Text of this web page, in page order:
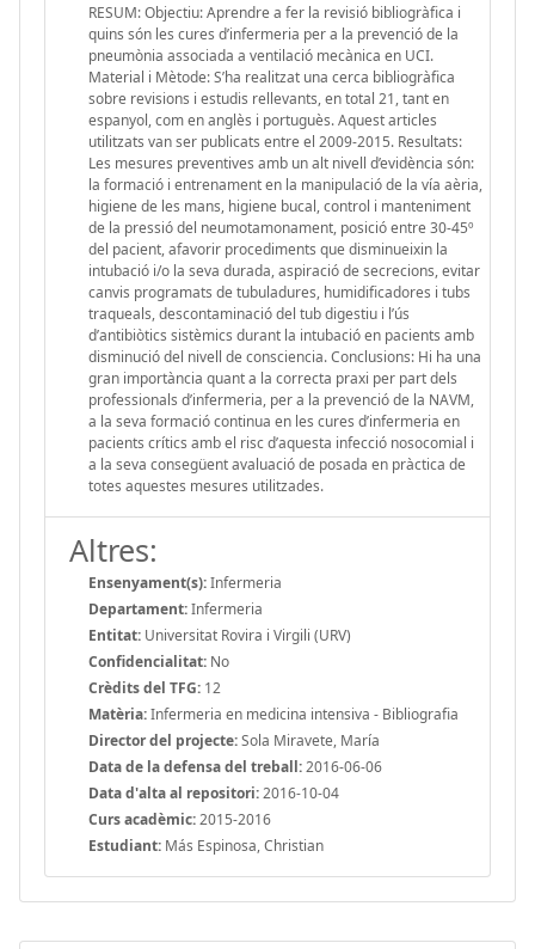
RESUM: Objectiu: Aprendre a fer la revisió bibliogràfica i
quins són les cures d’infermeria per a la prevenció de la
pneumònia associada a ventilació mecànica en UCI.
Material i Mètode: S’ha realitzat una cerca bibliogràfica
sobre revisions i estudis rellevants, en total 21, tant en
espanyol, com en anglès i portuguès. Aquest articles
utilitzats van ser publicats entre el 2009-2015. Resultats:
Les mesures preventives amb un alt nivell d’evidència són:
la formació i entrenament en la manipulació de la vía aèria,
higiene de les mans, higiene bucal, control i manteniment
de la pressió del neumotamonament, posició entre 30-45º
del pacient, afavorir procediments que disminueixin la
intubació i/o la seva durada, aspiració de secrecions, evitar
canvis programats de tubuladures, humidificadores i tubs
traqueals, descontaminació del tub digestiu i l’ús
d’antibiòtics sistèmics durant la intubació en pacients amb
disminució del nivell de consciencia. Conclusions: Hi ha una
gran importància quant a la correcta praxi per part dels
professionals d’infermeria, per a la prevenció de la NAVM,
a la seva formació continua en les cures d’infermeria en
pacients crítics amb el risc d’aquesta infecció nosocomial i
a la seva consegüent avaluació de posada en pràctica de
totes aquestes mesures utilitzades.
Altres:
Ensenyament(s):Infermeria
Departament:Infermeria
Entitat: Universitat Rovira i Virgili (URV)
Confidencialitat: No
Crèdits del TFG: 12
Matèria:Infermeria en medicina intensiva - Bibliografia
Director del projecte:Sola Miravete, María
Data de la defensa del treball:2016-06-06
Data d'alta al repositori:2016-10-04
Curs acadèmic:2015-2016
Estudiant: Más Espinosa, Christian